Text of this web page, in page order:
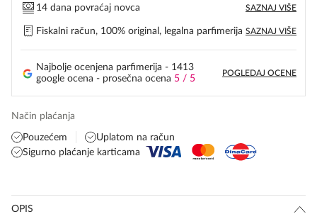
14 dana povraćaj novca SAZNAJ VIŠE
Fiskalni račun, 100% original, legalna parfimerija SAZNAJ VIŠE
Najbolje ocenjena parfimerija - 1413
google ocena - prosečna ocena 5 / 5
POGLEDAJ OCENE
Način plaćanja
Pouzećem
Uplatom na račun
Sigurno plaćanje karticama
OPIS